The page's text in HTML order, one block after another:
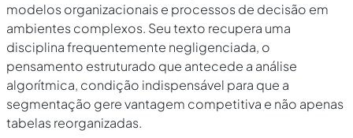
modelos organizacionais e processos de decisão em
ambientes complexos. Seu texto recupera uma
disciplina frequentemente negligenciada, o
pensamento estruturado que antecede a análise
algorítmica, condição indispensável para que a
segmentação gere vantagem competitiva e não apenas
tabelas reorganizadas.